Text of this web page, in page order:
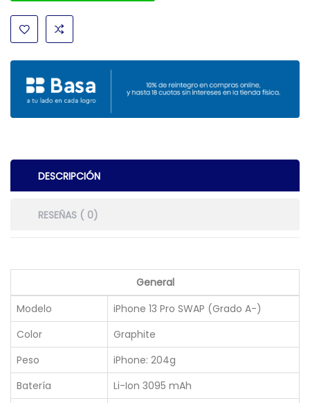
DESCRIPCIÓN
RESEÑAS ( 0)
General
Modelo
iPhone 13 Pro SWAP (Grado A-)
Color
Graphite
Peso
iPhone: 204g
Batería
Li-Ion 3095 mAh